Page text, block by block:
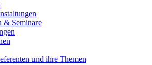
& Seminare
und ihre Themen